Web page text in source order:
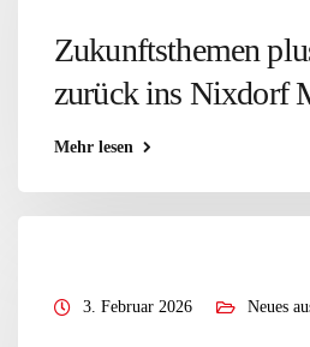
Zukunftsthemen
zurück ins Nixdorf
Mehr lesen
3. Februar 2026 Neues